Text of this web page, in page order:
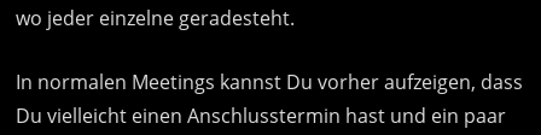
wo jeder einzelne geradesteht.
In normalen Meetings kannst Du vorher aufzeigen, dass
Du vielleicht einen Anschlusstermin hast und ein paar